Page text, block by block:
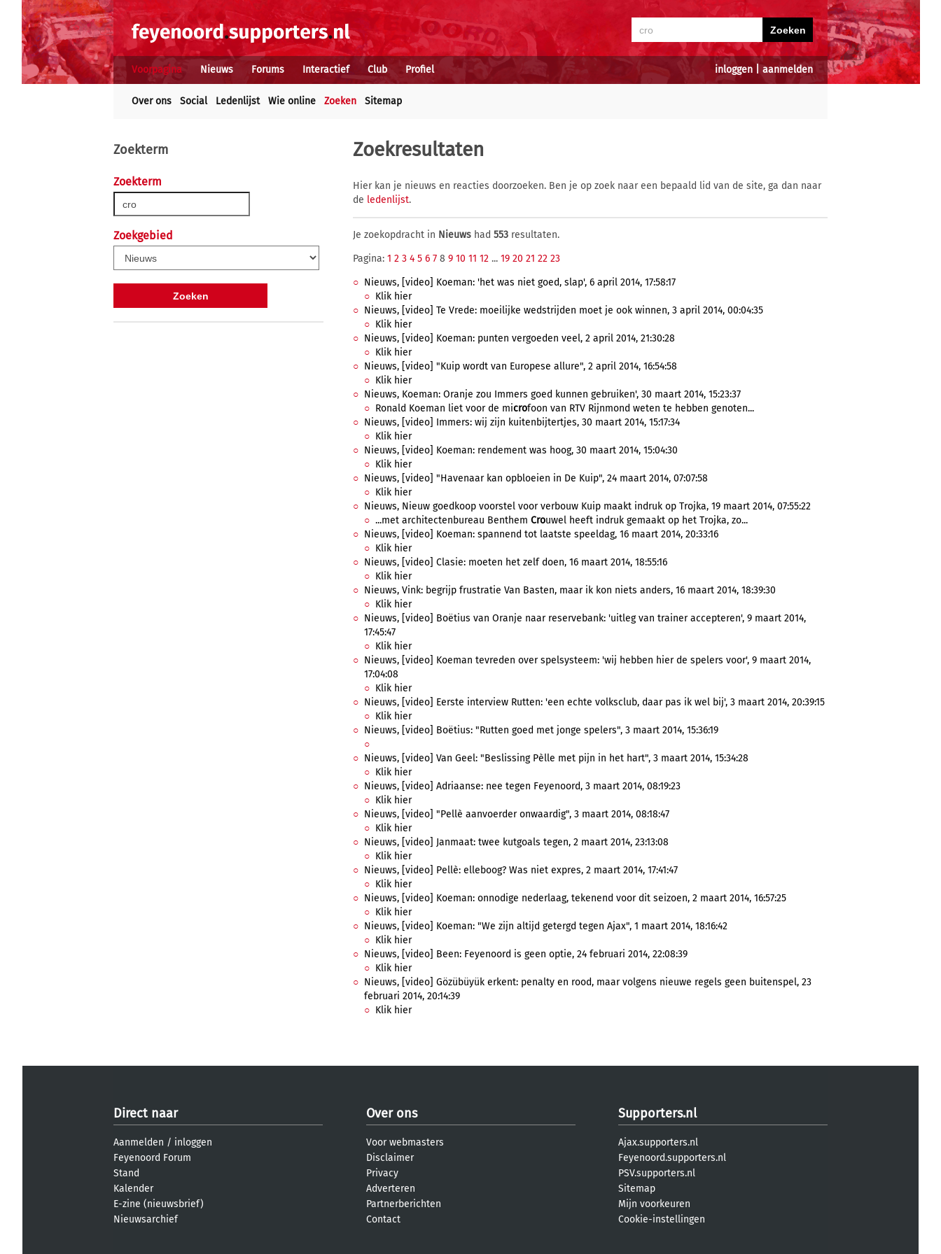
inloggen aanmelden
Voorpagina Nieuws Forums Interactief Club Profiel
Over ons Social Ledenlijst Wie online Zoeken Sitemap
Zoekterm
Zoekterm
Zoekgebied
Zoekresultaten
Hier kan je nieuws en reacties doorzoeken. Ben je op zoek naar een bepaald lid van de site, ga dan naar
de ledenlijst.
Je zoekopdracht in Nieuws had 553 resultaten.
Pagina: 1 2 3 4 5 6 7 8 9 10 11 12 ... 19 20 21 22 23
Nieuws, [video] Koeman: 'het was niet goed, slap', 6 april 2014, 17:58:17
Klik hier
Nieuws, [video] Te Vrede: moeilijke wedstrijden moet je ook winnen, 3 april 2014, 00:04:35
Klik hier
Nieuws, [video] Koeman: punten vergoeden veel, 2 april 2014, 21:30:28
Klik hier
Nieuws, [video] "Kuip wordt van Europese allure", 2 april 2014, 16:54:58
Klik hier
Nieuws, Koeman: Oranje zou Immers goed kunnen gebruiken', 30 maart 2014, 15:23:37
Ronald Koeman liet voor de microfoon van RTV Rijnmond weten te hebben genoten...
Nieuws, [video] Immers: wij zijn kuitenbijtertjes, 30 maart 2014, 15:17:34
Klik hier
Nieuws, [video] Koeman: rendement was hoog, 30 maart 2014, 15:04:30
Klik hier
Nieuws, [video] "Havenaar kan opbloeien in De Kuip", 24 maart 2014, 07:07:58
Klik hier
Nieuws, Nieuw goedkoop voorstel voor verbouw Kuip maakt indruk op Trojka, 19 maart 2014, 07:55:22
...met architectenbureau Benthem Crouwel heeft indruk gemaakt op het Trojka, zo...
Nieuws, [video] Koeman: spannend tot laatste speeldag, 16 maart 2014, 20:33:16
Klik hier
Nieuws, [video] Clasie: moeten het zelf doen, 16 maart 2014, 18:55:16
Klik hier
Nieuws, Vink: begrijp frustratie Van Basten, maar ik kon niets anders, 16 maart 2014, 18:39:30
Klik hier
Nieuws, [video] Boëtius van Oranje naar reservebank: 'uitleg van trainer accepteren', 9 maart 2014,
17:45:47
Klik hier
Nieuws, [video] Koeman tevreden over spelsysteem: 'wij hebben hier de spelers voor', 9 maart 2014,
17:04:08
Klik hier
Nieuws, [video] Eerste interview Rutten: 'een echte volksclub, daar pas ik wel bij', 3 maart 2014, 20:39:15
Klik hier
Nieuws, [video] Boëtius: "Rutten goed met jonge spelers", 3 maart 2014, 15:36:19
Nieuws, [video] Van Geel: "Beslissing Pèlle met pijn in het hart", 3 maart 2014, 15:34:28
Klik hier
Nieuws, [video] Adriaanse: nee tegen Feyenoord, 3 maart 2014, 08:19:23
Klik hier
Nieuws, [video] "Pellè aanvoerder onwaardig", 3 maart 2014, 08:18:47
Klik hier
Nieuws, [video] Janmaat: twee kutgoals tegen, 2 maart 2014, 23:13:08
Klik hier
Nieuws, [video] Pellè: elleboog? Was niet expres, 2 maart 2014, 17:41:47
Klik hier
Nieuws, [video] Koeman: onnodige nederlaag, tekenend voor dit seizoen, 2 maart 2014, 16:57:25
Klik hier
Nieuws, [video] Koeman: "We zijn altijd getergd tegen Ajax", 1 maart 2014, 18:16:42
Klik hier
Nieuws, [video] Been: Feyenoord is geen optie, 24 februari 2014, 22:08:39
Klik hier
Nieuws, [video] Gözübüyük erkent: penalty en rood, maar volgens nieuwe regels geen buitenspel, 23
februari 2014, 20:14:39
Klik hier
Direct naar
Aanmelden / inloggen
Feyenoord Forum
Stand
Kalender
E-zine (nieuwsbrief)
Nieuwsarchief
Over ons
Voor webmasters
Disclaimer
Privacy
Adverteren
Partnerberichten
Contact
Supporters.nl
Ajax.supporters.nl
Feyenoord.supporters.nl
PSV.supporters.nl
Sitemap
Mijn voorkeuren
Cookie-instellingen